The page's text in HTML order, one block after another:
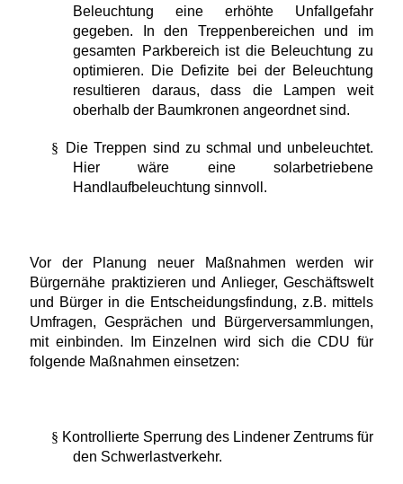
Beleuchtung eine erhöhte Unfallgefahr
gegeben. In den Treppenbereichen und im
gesamten Parkbereich ist die Beleuchtung zu
optimieren. Die Defizite bei der Beleuchtung
resultieren daraus, dass die Lampen weit
oberhalb der Baumkronen angeordnet sind.
§
Die Treppen sind zu schmal und unbeleuchtet.
Hier wäre eine solarbetriebene
Handlaufbeleuchtung sinnvoll.
Vor der Planung neuer Maßnahmen werden wir
Bürgernähe praktizieren und Anlieger, Geschäftswelt
und Bürger in die Entscheidungsfindung, z.B. mittels
Umfragen, Gesprächen und Bürgerversammlungen,
mit einbinden. Im Einzelnen wird sich die CDU für
folgende Maßnahmen einsetzen:
§ Kontrollierte Sperrung des Lindener Zentrums für
den Schwerlastverkehr.